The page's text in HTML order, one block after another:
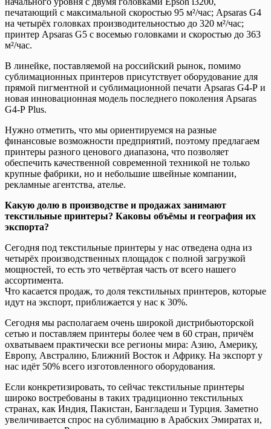
печатающий с максимальной скоростью 95 м²/час; Apsaras G4
на четырёх головках производительностью до 320 м²/час;
принтер Apsaras G5 с восемью головками и скоростью до 363
м²/час.
В линейке, поставляемой на российский рынок, помимо
сублимационных принтеров присутствует оборудование для
прямой пигментной и сублимационной печати Apsaras G4-Р и
новая инновационная модель последнего поколения Apsaras
G4-Р Plus.
Нужно отметить, что мы ориентируемся на разные
финансовые возможности предприятий, поэтому предлагаем
принтеры разного ценового диапазона, что позволяет
обеспечить качественной современной техникой не только
крупные фабрики, но и небольшие швейные компании,
рекламные агентства, ателье.
Какую долю в производстве и продажах занимают
текстильные принтеры? Каковы объёмы и география их
экспорта?
Сегодня под текстильные принтеры у нас отведена одна из
четырёх производственных площадок с полной загрузкой
мощностей, то есть это четвёртая часть от всего нашего
ассортимента.
Что касается продаж, то доля текстильных принтеров, которые
идут на экспорт, приближается у нас к 30%.
Сегодня мы располагаем очень широкой дистрибьюторской
сетью и поставляем принтеры более чем в 60 стран, причём
охватываем практически все регионы мира: Азию, Америку,
Европу, Австралию, Ближний Восток и Африку. На экспорт у
нас идёт 50% всего изготовленного оборудования.
Если конкретизировать, то сейчас текстильные принтеры
широко востребованы в таких традиционно текстильных
странах, как Индия, Пакистан, Бангладеш и Турция. Заметно
увеличивается спрос на сублимацию в Арабских Эмиратах и,